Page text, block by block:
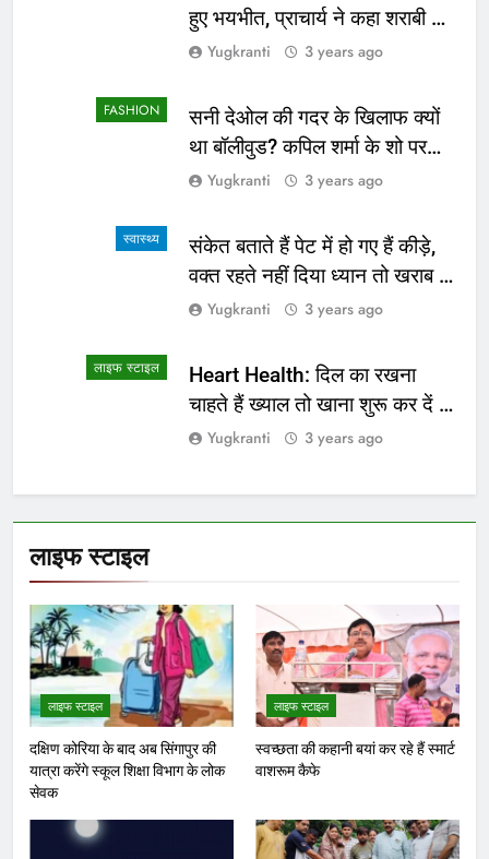
लाइफ स्टाइल
लाइफ स्टाइल
दक्षिण कोरिया के बाद अब सिंगापुर की
यात्रा करेंगे स्कूल शिक्षा विभाग के लोक
सेवक
लाइफ स्टाइल
स्वच्छता की कहानी बयां कर रहे हैं स्मार्ट
वाशरूम कैफे
हुए भयभीत, प्राचार्य ने कहा शराबी ने
उड़ाई अफवाह
Yugkranti 3 years ago
FASHION
सनी देओल की गदर के खिलाफ क्यों
था बॉलीवुड? कपिल शर्मा के शो पर
सामने आई सच्चाई
Yugkranti 3 years ago
स्वास्थ्य
संकेत बताते हैं पेट में हो गए हैं कीड़े,
वक्त रहते नहीं दिया ध्यान तो खराब हो
जाएगी हालत
Yugkranti 3 years ago
लाइफ स्टाइल
Heart Health: दिल का रखना
चाहते हैं ख्याल तो खाना शुरू कर दें ये
4 चीजें
Yugkranti 3 years ago